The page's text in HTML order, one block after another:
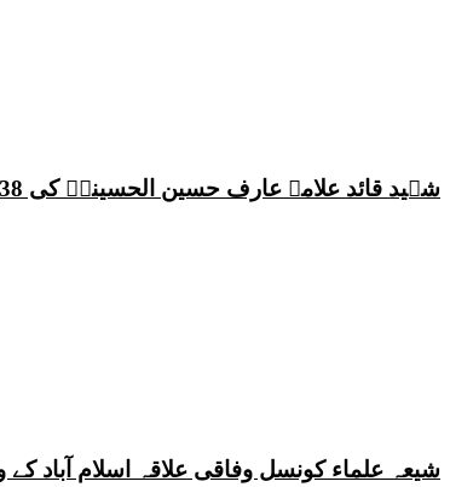
شہید قائد علامہ عارف حسین الحسینیؒ کی 38ویں برسی پر قائد ملت جعفریہ پاکستان علامہ ساجد علی نقوی کا اہم پیغام
شیعہ علماء کونسل وفاقی علاقہ اسلام